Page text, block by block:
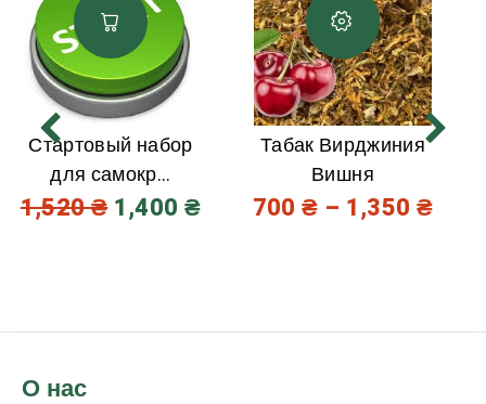
Стартовый набор
для самокр...
1,520₴ 1,400 ₴
Табак Вирджиния
Вишня
700₴ – 1,350 ₴
О нас